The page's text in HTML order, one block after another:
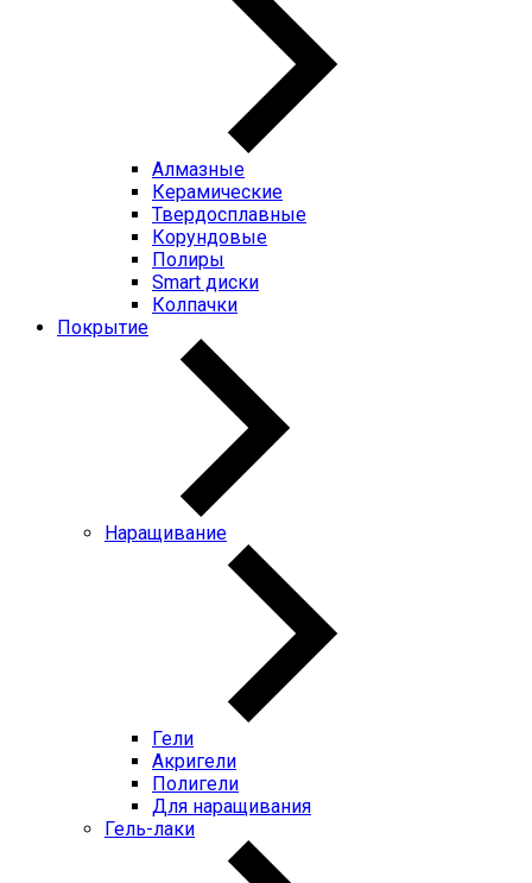
Алмазные
Керамические
Твердосплавные
Корундовые
Полиры
Smart диски
Колпачки
Покрытие
Наращивание
Гели
Акригели
Полигели
Для наращивания
Гель-лаки